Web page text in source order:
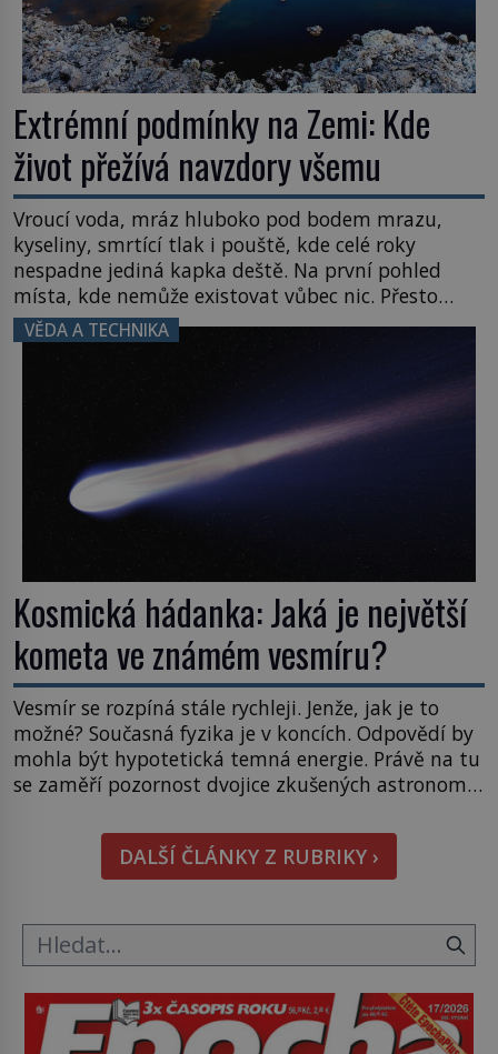
Extrémní podmínky na Zemi: Kde
život přežívá navzdory všemu
Vroucí voda, mráz hluboko pod bodem mrazu,
kyseliny, smrtící tlak i pouště, kde celé roky
nespadne jediná kapka deště. Na první pohled
místa, kde nemůže existovat vůbec nic. Přesto
právě tady vědci objevují organismy, které
posouvají hranice života. Každý nový nález mění
napovídá, kde bychom jednou […]
VĚDA A TECHNIKA
Kosmická hádanka: Jaká je největší
kometa ve známém vesmíru?
Vesmír se rozpíná stále rychleji. Jenže, jak je to
možné? Současná fyzika je v koncích. Odpovědí by
mohla být hypotetická temná energie. Právě na tu
se zaměří pozornost dvojice zkušených astronomů.
hmatatelnějšího. Naprosto rekordní kometu!
Astronomové Pedro Bernardinelli a Gary Bernstein
mravenčí prací zkoumají archivní snímky v rámci
DALŠÍ ČLÁNKY Z RUBRIKY ›